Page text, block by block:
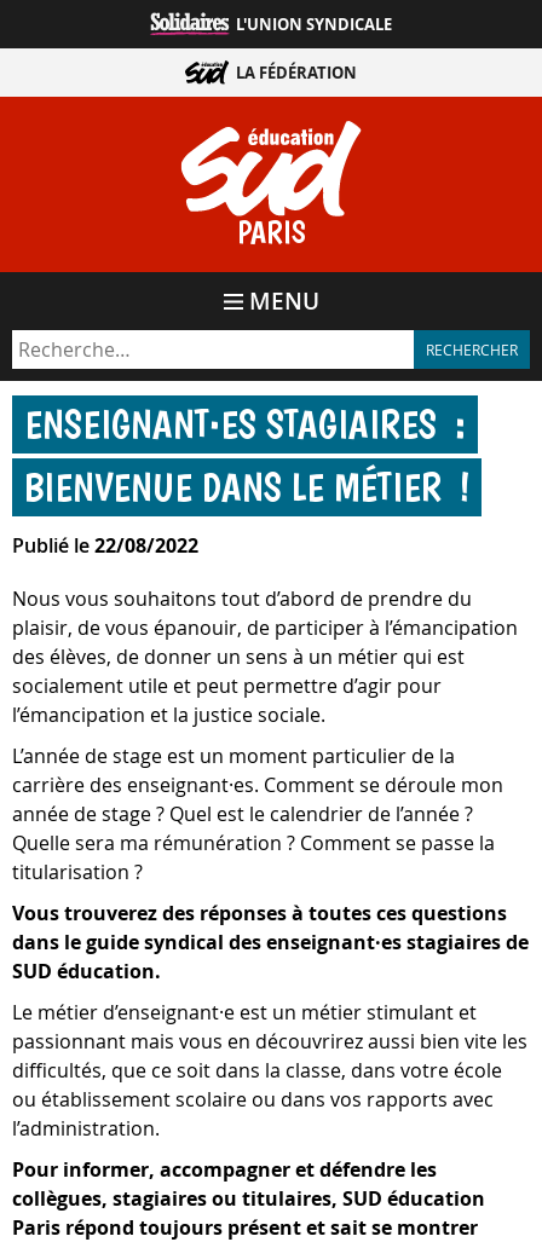
directement
contenu
PARIS
L'UNION SYNDICALE
LA FÉDÉRATION
MENU
ENSEIGNANT·ES STAGIAIRES :
BIENVENUE DANS LE MÉTIER !
Publié le22/08/2022
Nous vous souhaitons tout d’abord de prendre du
plaisir, de vous épanouir, de participer à l’émancipation
des élèves, de donner un sens à un métier qui est
socialement utile et peut permettre d’agir pour
l’émancipation et la justice sociale.
L’année de stage est un moment particulier de la
carrière des enseignant·es. Comment se déroule mon
année de stage ? Quel est le calendrier de l’année ?
Quelle sera ma rémunération ? Comment se passe la
titularisation ?
Vous trouverez des réponses à toutes ces questions
dans le guide syndical des enseignant·es stagiaires de
SUD éducation.
Le métier d’enseignant·e est un métier stimulant et
passionnant mais vous en découvrirez aussi bien vite les
difficultés, que ce soit dans la classe, dans votre école
ou établissement scolaire ou dans vos rapports avec
l’administration.
Pour informer, accompagner et défendre les
collègues, stagiaires ou titulaires, SUD éducation
Paris répond toujours présent et sait se montrer